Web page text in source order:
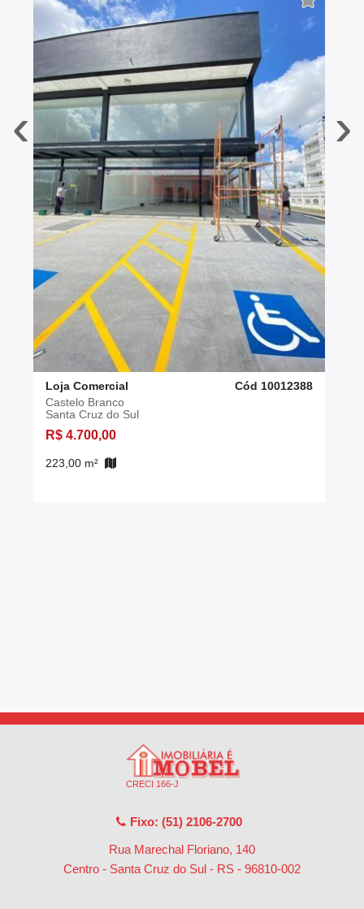
‹
Loja Comercial
Cód 10012388
Castelo Branco
Santa Cruz do Sul
R$ 4.700,00
223,00 m²
›
CRECI 166-J
Fixo: (51) 2106-2700
Rua Marechal Floriano, 140
Centro - Santa Cruz do Sul - RS - 96810-002